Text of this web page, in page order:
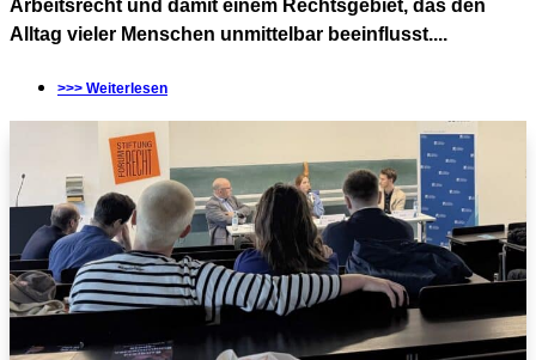
Arbeitsrecht und damit einem Rechtsgebiet, das den
Alltag vieler Menschen unmittelbar beeinflusst....
>>> Weiterlesen